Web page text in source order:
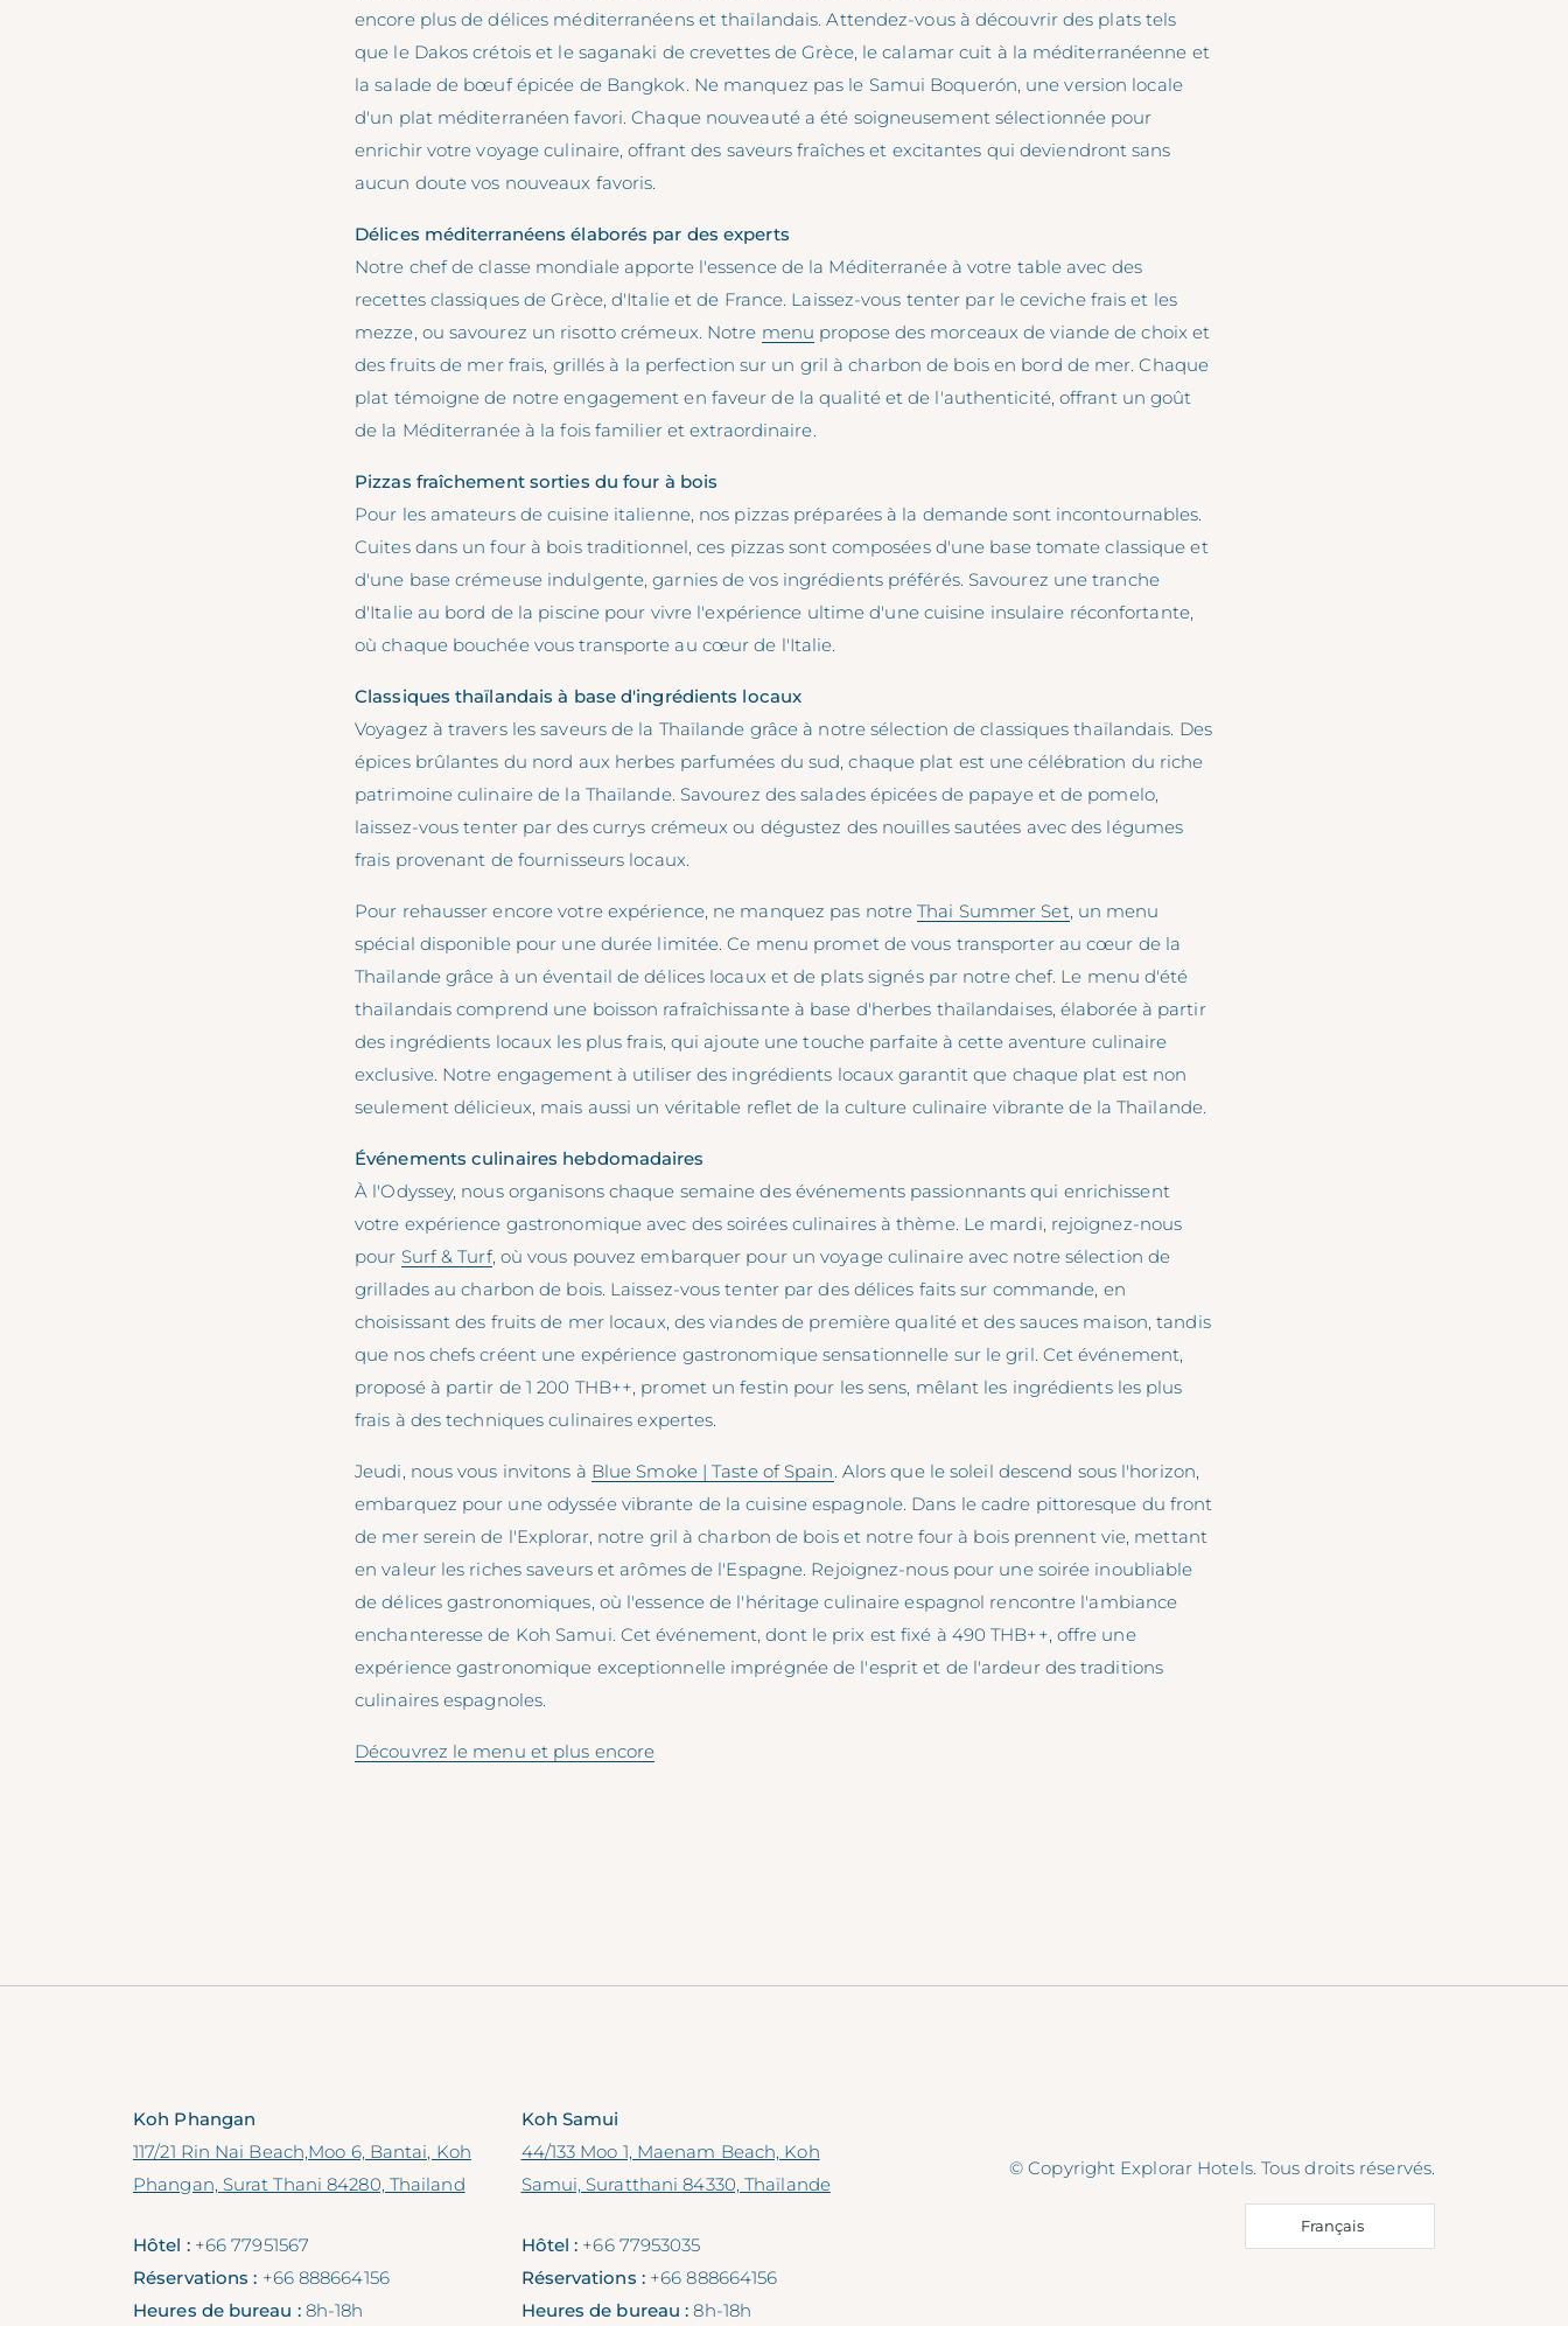
encore plus de délices méditerranéens et thaïlandais. Attendez-vous à découvrir des plats tels
que le Dakos crétois et le saganaki de crevettes de Grèce, le calamar cuit à la méditerranéenne et
la salade de bœuf épicée de Bangkok. Ne manquez pas le Samui Boquerón, une version locale
d'un plat méditerranéen favori. Chaque nouveauté a été soigneusement sélectionnée pour
enrichir votre voyage culinaire, offrant des saveurs fraîches et excitantes qui deviendront sans
aucun doute vos nouveaux favoris.
Délices méditerranéens élaborés par des experts
Notre chef de classe mondiale apporte l'essence de la Méditerranée à votre table avec des
recettes classiques de Grèce, d'Italie et de France. Laissez-vous tenter par le ceviche frais et les
mezze, ou savourez un risotto crémeux. Notre menu propose des morceaux de viande de choix et
des fruits de mer frais, grillés à la perfection sur un gril à charbon de bois en bord de mer. Chaque
plat témoigne de notre engagement en faveur de la qualité et de l'authenticité, offrant un goût
de la Méditerranée à la fois familier et extraordinaire.
Pizzas fraîchement sorties du four à bois
Pour les amateurs de cuisine italienne, nos pizzas préparées à la demande sont incontournables.
Cuites dans un four à bois traditionnel, ces pizzas sont composées d'une base tomate classique et
d'une base crémeuse indulgente, garnies de vos ingrédients préférés. Savourez une tranche
d'Italie au bord de la piscine pour vivre l'expérience ultime d'une cuisine insulaire réconfortante,
où chaque bouchée vous transporte au cœur de l'Italie.
Classiques thaïlandais à base d'ingrédients locaux
Voyagez à travers les saveurs de la Thaïlande grâce à notre sélection de classiques thaïlandais. Des
épices brûlantes du nord aux herbes parfumées du sud, chaque plat est une célébration du riche
patrimoine culinaire de la Thaïlande. Savourez des salades épicées de papaye et de pomelo,
laissez-vous tenter par des currys crémeux ou dégustez des nouilles sautées avec des légumes
frais provenant de fournisseurs locaux.
Pour rehausser encore votre expérience, ne manquez pas notreThai Summer Set, un menu
spécial disponible pour une durée limitée. Ce menu promet de vous transporter au cœur de la
Thaïlande grâce à un éventail de délices locaux et de plats signés par notre chef. Le menu d'été
thaïlandais comprend une boisson rafraîchissante à base d'herbes thaïlandaises, élaborée à partir
des ingrédients locaux les plus frais, qui ajoute une touche parfaite à cette aventure culinaire
exclusive. Notre engagement à utiliser des ingrédients locaux garantit que chaque plat est non
seulement délicieux, mais aussi un véritable reflet de la culture culinaire vibrante de la Thaïlande.
Événements culinaires hebdomadaires
À l'Odyssey, nous organisons chaque semaine des événements passionnants qui enrichissent
votre expérience gastronomique avec des soirées culinaires à thème. Le mardi, rejoignez-nous
pour Surf & Turf, où vous pouvez embarquer pour un voyage culinaire avec notre sélection de
grillades au charbon de bois. Laissez-vous tenter par des délices faits sur commande, en
choisissant des fruits de mer locaux, des viandes de première qualité et des sauces maison, tandis
que nos chefs créent une expérience gastronomique sensationnelle sur le gril. Cet événement,
proposé à partir de 1 200 THB++, promet un festin pour les sens, mêlant les ingrédients les plus
frais à des techniques culinaires expertes.
Jeudi, nous vous invitons à Blue Smoke | Taste of Spain. Alors que le soleil descend sous l'horizon,
embarquez pour une odyssée vibrante de la cuisine espagnole. Dans le cadre pittoresque du front
de mer serein de l'Explorar, notre gril à charbon de bois et notre four à bois prennent vie, mettant
en valeur les riches saveurs et arômes de l'Espagne. Rejoignez-nous pour une soirée inoubliable
de délices gastronomiques, où l'essence de l'héritage culinaire espagnol rencontre l'ambiance
enchanteresse de Koh Samui. Cet événement, dont le prix est fixé à 490 THB++, offre une
expérience gastronomique exceptionnelle imprégnée de l'esprit et de l'ardeur des traditions
culinaires espagnoles.
Découvrez le menu et plus encore
Koh Phangan
117/21 Rin Nai Beach,Moo 6, Bantai, Koh
Phangan, Surat Thani 84280, Thailand
Hôtel : +66 77951567
Réservations : +66 888664156
Heures de bureau :8h-18h
Koh Samui
44/133 Moo 1, Maenam Beach, Koh
Samui, Suratthani 84330, Thaïlande
Hôtel : +66 77953035
Réservations : +66 888664156
Heures de bureau : 8h-18h
© Copyright Explorar Hotels. Tous droits réservés.
Français